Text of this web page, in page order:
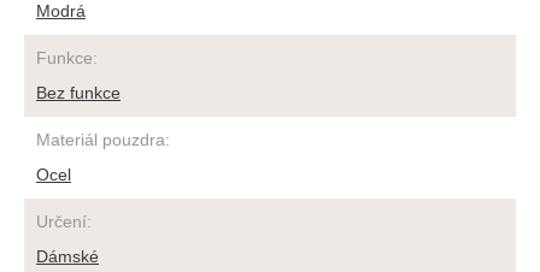
Modrá
Funkce:
Bez funkce
Materiál pouzdra:
Ocel
Určení:
Dámské